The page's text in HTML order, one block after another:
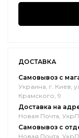
ДОСТАВКА
Самовывоз с
Украина, г. Киев,
Крамского, 9
Доставка на
Новая Почта,
Самовывоз с
Новая Почта,